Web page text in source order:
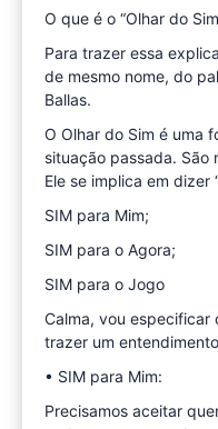
O que é o “Olhar do
Para trazer essa
de mesmo nome, do
Ballas.
O Olhar do Sim é uma
situação passada. São
Ele se implica em dizer
SIM para Mim;
SIM para o Agora;
SIM para o Jogo
Calma, vou especificar
trazer um
• SIM para Mim:
Precisamos aceitar